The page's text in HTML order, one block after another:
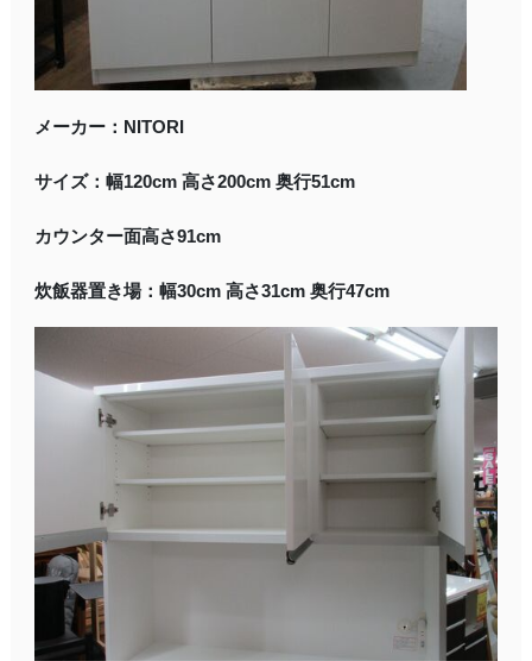
メーカー：NITORI
サイズ：幅120cm 高さ200cm 奥行51cm
カウンター面高さ91cm
炊飯器置き場：幅30cm 高さ31cm 奥行47cm